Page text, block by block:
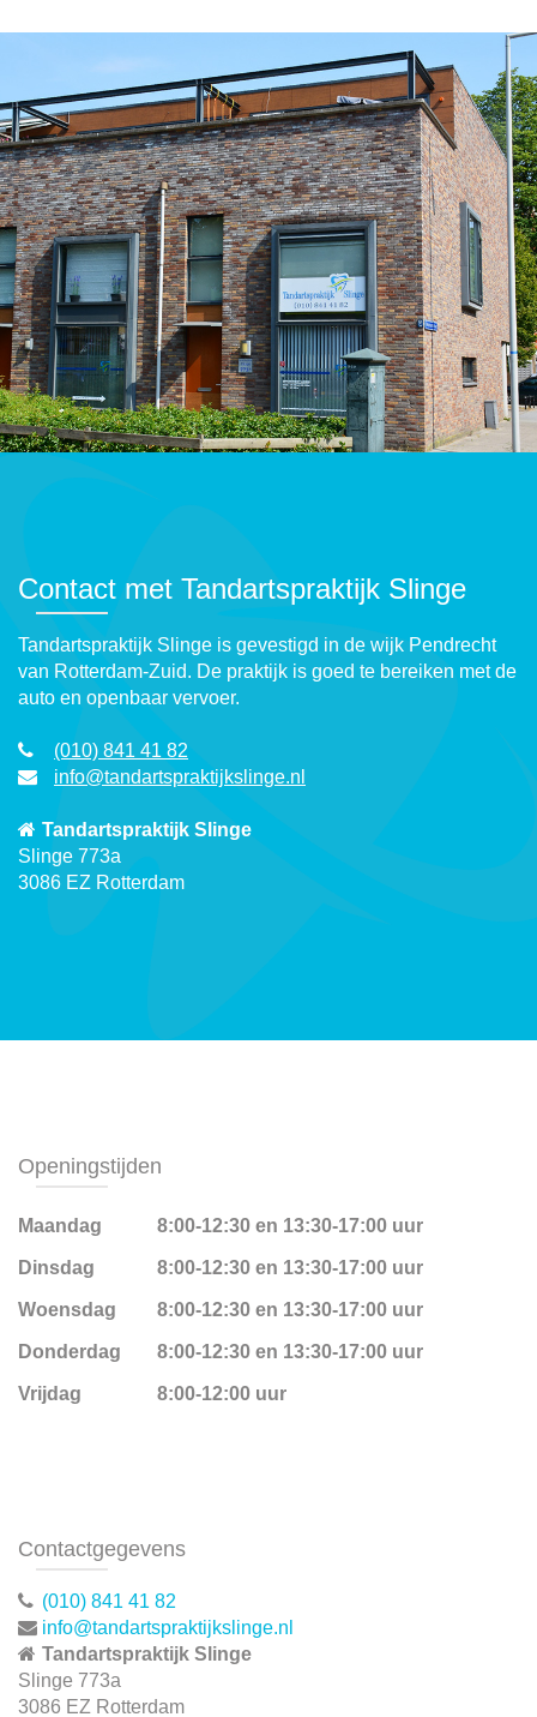
Contact met Tandartspraktijk Slinge
Tandartspraktijk Slinge is gevestigd in de wijk Pendrecht
van Rotterdam-Zuid. De praktijk is goed te bereiken met de
auto en openbaar vervoer.
(010) 841 41 82
info@tandartspraktijkslinge.nl
Tandartspraktijk Slinge
Slinge 773a
3086 EZ Rotterdam
Openingstijden
Maandag 8:00-12:30 en 13:30-17:00 uur
Dinsdag 8:00-12:30 en 13:30-17:00 uur
Woensdag 8:00-12:30 en 13:30-17:00 uur
Donderdag 8:00-12:30 en 13:30-17:00 uur
Vrijdag 8:00-12:00 uur
Contactgegevens
(010) 841 41 82
info@tandartspraktijkslinge.nl
Tandartspraktijk Slinge
Slinge 773a
3086 EZ Rotterdam